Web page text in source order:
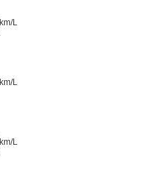
km/L
km/L
km/L